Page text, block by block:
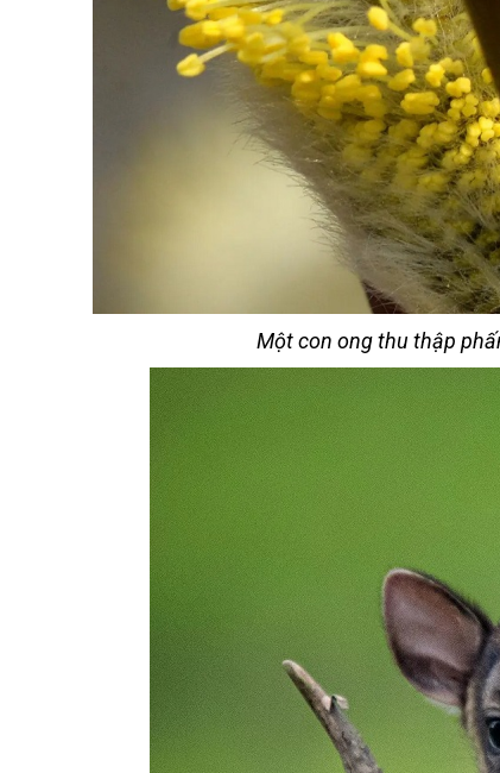
Một con ong thu thập